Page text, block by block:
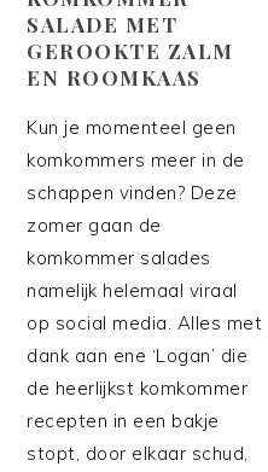
SALADE MET
GEROOKTE ZALM
EN ROOMKAAS
Kun je momenteel geen
komkommers meer in de
schappen vinden? Deze
zomer gaan de
komkommer salades
namelijk helemaal viraal
op social media. Alles met
dank aan ene ‘Logan’ die
de heerlijkst komkommer
recepten in een bakje
stopt, door elkaar schud,